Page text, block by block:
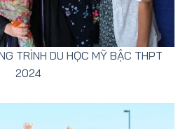
TRÌNH DU HỌC MỸ BẬC THPT
2024